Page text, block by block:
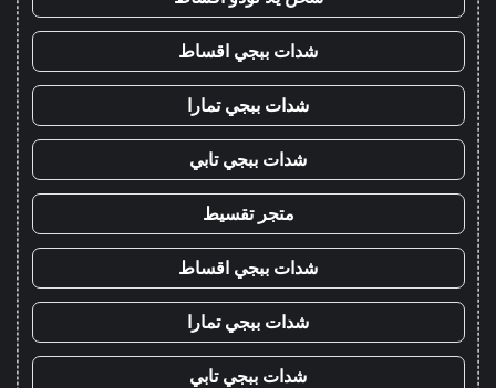
شدات ببجي اقساط
شدات ببجي تمارا
شدات ببجي تابي
متجر تقسيط
شدات ببجي اقساط
شدات ببجي تمارا
شدات ببجي تابي